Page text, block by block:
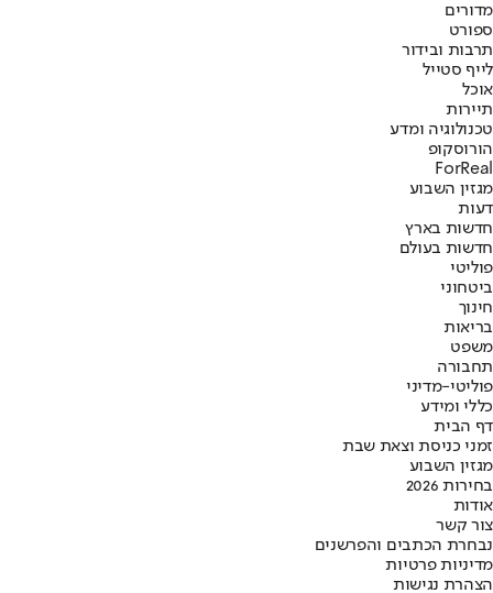
מדורים
ספורט
תרבות ובידור
לייף סטייל
אוכל
תיירות
טכנולוגיה ומדע
הורוסקופ
ForReal
מגזין השבוע
דעות
חדשות בארץ
חדשות בעולם
פוליטי
ביטחוני
חינוך
בריאות
משפט
תחבורה
פוליטי-מדיני
כללי ומידע
דף הבית
זמני כניסת וצאת שבת
מגזין השבוע
בחירות 2026
אודות
צור קשר
נבחרת הכתבים והפרשנים
מדיניות פרטיות
הצהרת נגישות